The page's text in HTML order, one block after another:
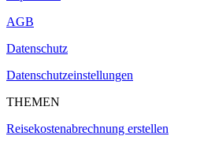
AGB
Datenschutz
Datenschutzeinstellungen
THEMEN
Reisekostenabrechnung erstellen